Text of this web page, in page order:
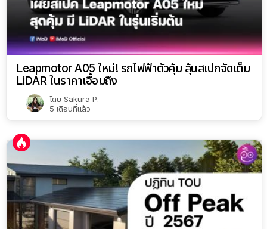
Leapmotor A05 ใหม่! รถไฟฟ้าตัวคุ้ม ลุ้นสเปกจัดเต็ม
LiDAR ในราคาเอื้อมถึง
โดย Sakura P.
5 เดือนที่แล้ว